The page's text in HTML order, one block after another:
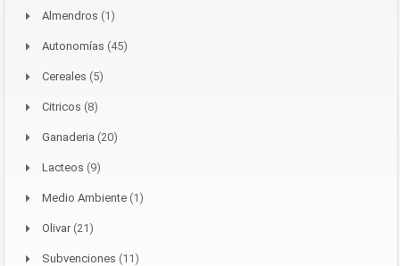
Almendros (1)
Autonomías (45)
Cereales (5)
Citricos (8)
Ganaderia (20)
Lacteos (9)
Medio Ambiente (1)
Olivar(21)
Subvenciones (11)